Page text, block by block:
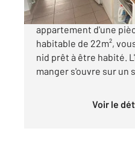
Situé au cœur de
appartement d'une
habitable de 22m²,
nid prêt à être habité.
manger s'ouvre sur un
Voir le